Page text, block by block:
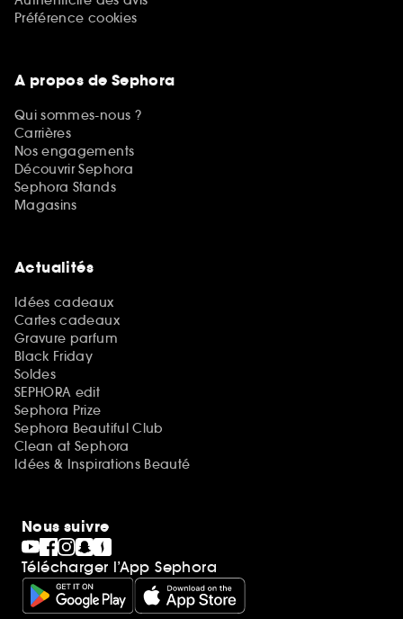
Préférence cookies
A propos de Sephora
Qui sommes-nous ?
Carrières
Nos engagements
Découvrir Sephora
Sephora Stands
Magasins
Actualités
Idées cadeaux
Cartes cadeaux
Gravure parfum
Black Friday
Soldes
SEPHORA edit
Sephora Prize
Sephora Beautiful Club
Clean at Sephora
Idées & Inspirations Beauté
Nous suivre
Télécharger l’App Sephora